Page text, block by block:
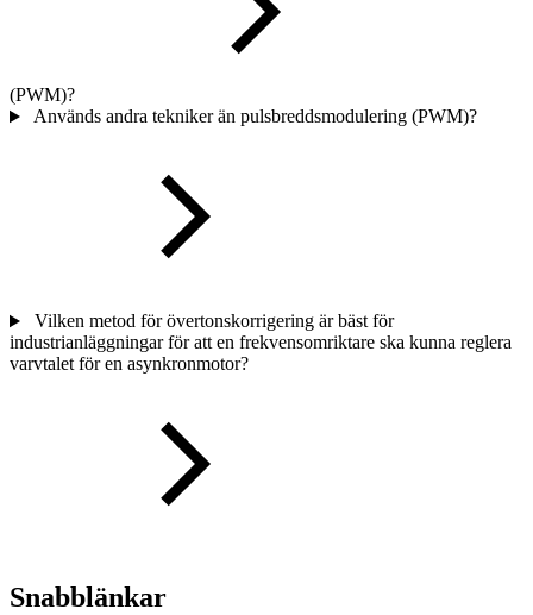
(PWM)?
Används andra tekniker än pulsbreddsmodulering (PWM)?
Vilken metod för övertonskorrigering är bäst för
industrianläggningar för att en frekvensomriktare ska kunna reglera
varvtalet för en asynkronmotor?
Snabblänkar